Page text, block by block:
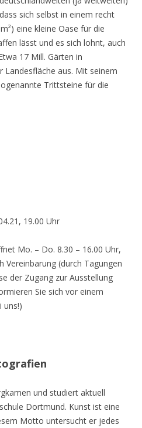
sich selbst in einem recht
eine kleine Oase für die
lässt und es sich lohnt, auch
17 Mill. Gärten in
Landesfläche aus. Mit seinem
Trittsteine für die
19.00 Uhr
Mo. – Do. 8.30 – 16.00 Uhr,
Vereinbarung (durch Tagungen
der Zugang zur Ausstellung
Sie sich vor einem
uns!)
und studiert aktuell
Dortmund. Kunst ist eine
Motto untersucht er jedes